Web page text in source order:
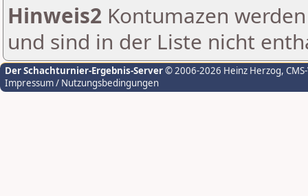
Hinweis2 Kontumazen
und sind in der Liste nicht
Der Schachturnier-Ergebnis-Server© 2006-2026 Heinz Herzog,
Impressum / Nutzungsbedingungen